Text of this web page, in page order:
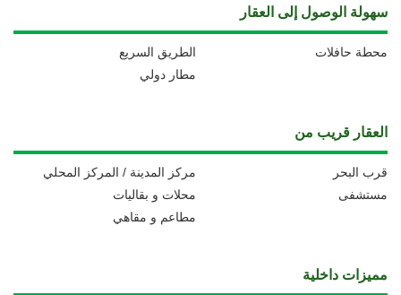
سهولة الوصول إلى العقار
الطريق السريع
محطة حافلات
مطار دولي
العقار قريب من
مركز المدينة / المركز المحلي
قرب البحر
محلات و بقاليات
مستشفى
مطاعم و مقاهي
مميزات داخلية